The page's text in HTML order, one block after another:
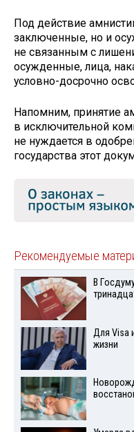
Под действие
заключенные, но и
не связанным с
осужденные, лица,
условно-досрочно
Напомним, принятие
в исключительной
не нуждается в
государства этот
Рекомендуемые
В
Для Visа
жизни